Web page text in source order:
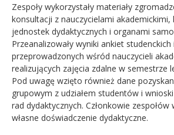
Zespoły wykorzystały materiały
konsultacji z nauczycielami akademickimi,
jednostek dydaktycznych i organami
Przeanalizowały wyniki ankiet
przeprowadzonych wśród nauczycieli
realizujących zajęcia zdalne w semestrze
Pod uwagę wzięto również dane
grupowym z udziałem studentów i
rad dydaktycznych. Członkowie
własne doświadczenie dydaktyczne.